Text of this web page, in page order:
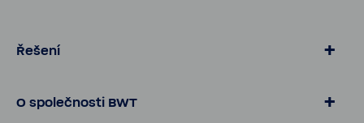
Řešení
Pro domác­nosti
O společnosti BWT